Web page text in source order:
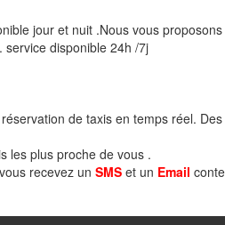
jour et nuit .Nous vous
disponible 24h /7j
de taxis en temps réel.
les plus proche de vous .
recevez un SMS et un Email